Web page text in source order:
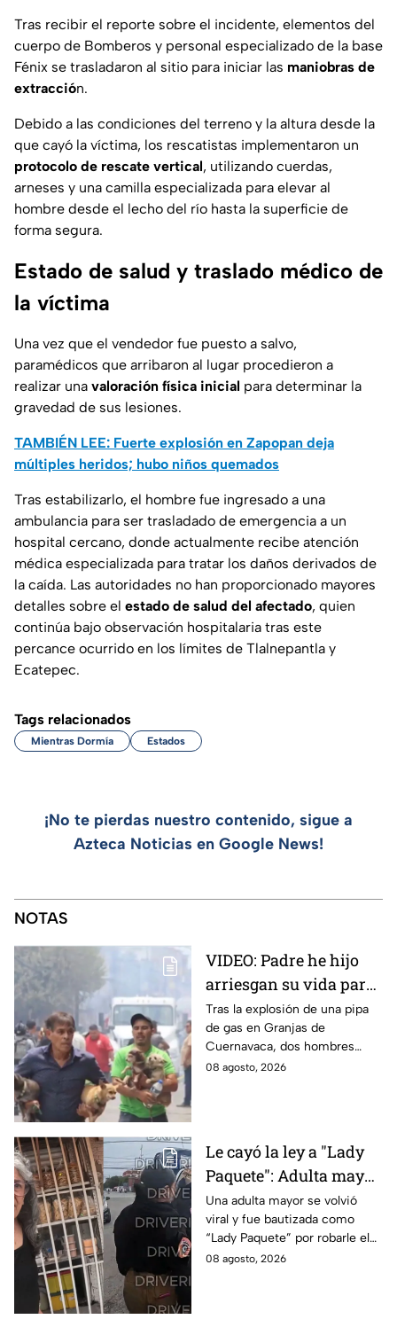
Tras recibir el reporte sobre el incidente, elementos del
cuerpo de Bomberos y personal especializado de la base
Fénix se trasladaron al sitio para iniciar las maniobras de
extracción.
Debido a las condiciones del terreno y la altura desde la
que cayó la víctima, los rescatistas implementaron un
protocolo de rescate vertical, utilizando cuerdas,
arneses y una camilla especializada para elevar al
hombre desde el lecho del río hasta la superficie de
forma segura.
Estado de salud y traslado médico de
la víctima
Una vez que el vendedor fue puesto a salvo,
paramédicos que arribaron al lugar procedieron a
realizar una valoración física inicial para determinar la
gravedad de sus lesiones.
TAMBIÉN LEE: Fuerte explosión en Zapopan deja
múltiples heridos; hubo niños quemados
Tras estabilizarlo, el hombre fue ingresado a una
ambulancia para ser trasladado de emergencia a un
hospital cercano, donde actualmente recibe atención
médica especializada para tratar los daños derivados de
la caída. Las autoridades no han proporcionado mayores
detalles sobre el estado de salud del afectado, quien
continúa bajo observación hospitalaria tras este
percance ocurrido en los límites de Tlalnepantla y
Ecatepec.
Tags relacionados
Mientras Dormía Estados
¡No te pierdas nuestro contenido, sigue a
Azteca Noticias en Google News!
NOTAS
VIDEO: Padre he hijo
arriesgan su vida para
rescatar a sus perritos
tras la explosión de
pipa de gas en
Cuernavaca
Tras la explosión de una pipa
de gas en Granjas de
Cuernavaca, dos hombres
arriesgaron su vida para volver
08 agosto, 2026
Le cayó la ley a "Lady
Paquete": Adulta mayor
le roba celular a
repartidor y la policía
va por ella a su casa
Una adulta mayor se volvió
viral y fue bautizada como
“Lady Paquete” por robarle el
celular a un repartidor en
08 agosto, 2026